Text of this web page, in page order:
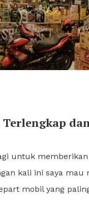
untuk
kali ini saya mau
mobil yang